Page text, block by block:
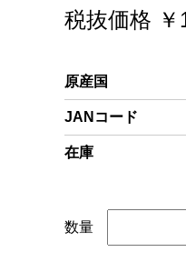
税抜価格 ￥
原産国
JANコード
在庫
数量